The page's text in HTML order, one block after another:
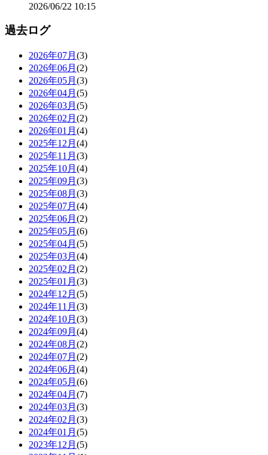
2026/06/22 10:15
過去ログ
2026年07月 (3)
2026年06月 (2)
2026年05月 (3)
2026年04月 (5)
2026年03月 (5)
2026年02月 (2)
2026年01月 (4)
2025年12月 (4)
2025年11月 (3)
2025年10月 (4)
2025年09月 (3)
2025年08月 (3)
2025年07月 (4)
2025年06月 (2)
2025年05月 (6)
2025年04月 (5)
2025年03月 (4)
2025年02月 (2)
2025年01月 (3)
2024年12月 (5)
2024年11月 (3)
2024年10月 (3)
2024年09月 (4)
2024年08月 (2)
2024年07月 (2)
2024年06月 (4)
2024年05月 (6)
2024年04月 (7)
2024年03月 (3)
2024年02月 (3)
2024年01月 (5)
2023年12月 (5)